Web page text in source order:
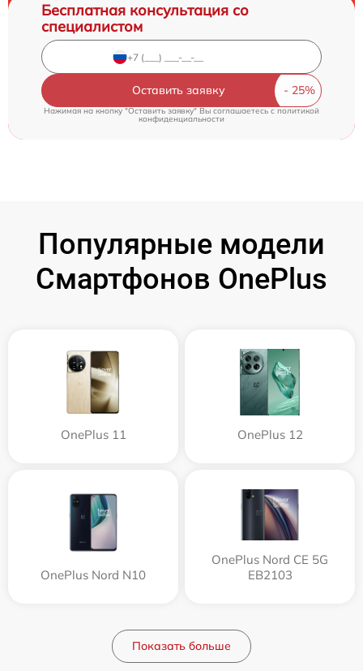
Бесплатная консультация со
специалистом
Оставить заявку
Нажимая на кнопку "Оставить заявку" Вы соглашаетесь c политикой
конфиденциальности
Популярные модели
Смартфонов OnePlus
OnePlus 11 OnePlus 12
OnePlus Nord N10
OnePlus Nord CE 5G
EB2103
Показать больше